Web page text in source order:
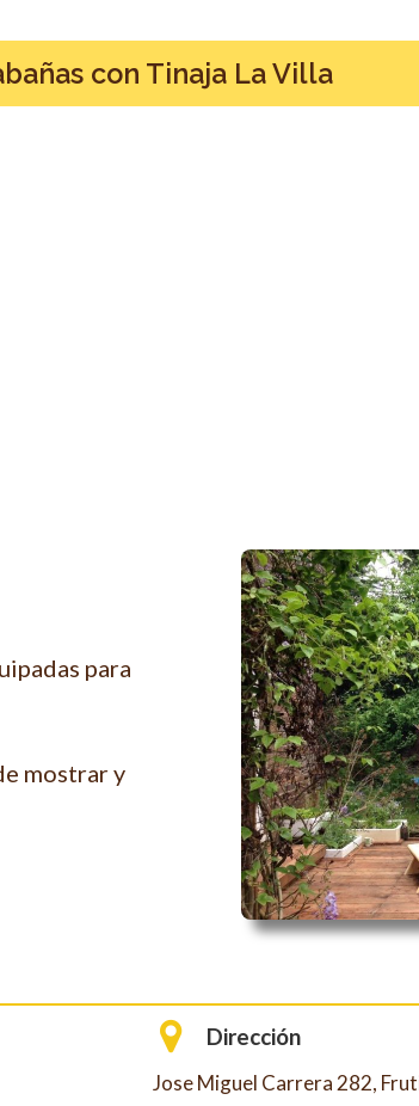
con Tinaja La Villa
para
mostrar y
Dirección
Jose Miguel Carrera 282,